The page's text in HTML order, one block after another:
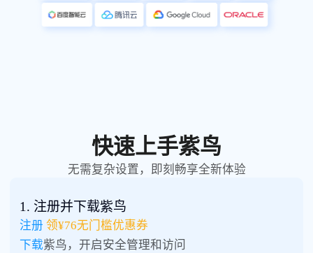
快速上手紫鸟
无需复杂设置，即刻畅享全新体验
1. 注册并下载紫鸟
注册领¥76无门槛优惠券
下载紫鸟，开启安全管理和访问